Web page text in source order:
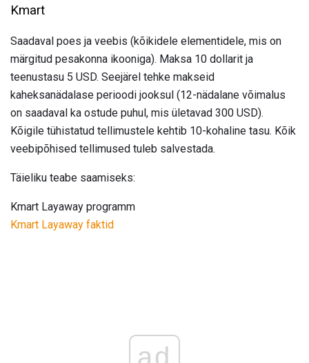
Kmart
Saadaval poes ja veebis (kõikidele elementidele, mis on
märgitud pesakonna ikooniga). Maksa 10 dollarit ja
teenustasu 5 USD. Seejärel tehke makseid
kaheksanädalase perioodi jooksul (12-nädalane võimalus
on saadaval ka ostude puhul, mis ületavad 300 USD).
Kõigile tühistatud tellimustele kehtib 10-kohaline tasu. Kõik
veebipõhised tellimused tuleb salvestada.
Täieliku teabe saamiseks:
Kmart Layaway programm
Kmart Layaway faktid
ad